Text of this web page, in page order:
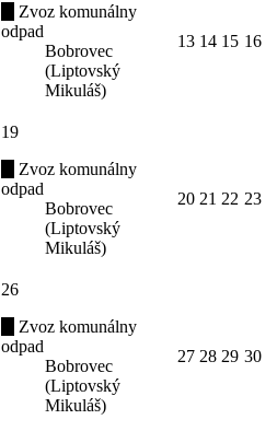
Zvoz komunálny
odpad
Bobrovec
(Liptovský
Mikuláš)
13 14 15 16
19
Zvoz komunálny
odpad
Bobrovec
(Liptovský
Mikuláš)
20 21 22 23
26
Zvoz komunálny
odpad
Bobrovec
(Liptovský
Mikuláš)
27 28 29 30